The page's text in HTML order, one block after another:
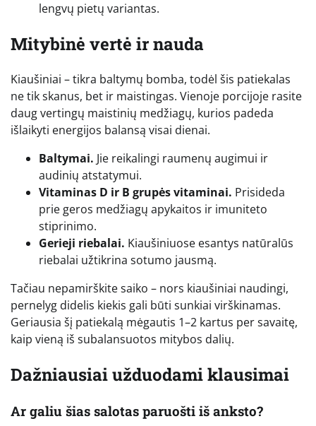
lengvų pietų variantas.
Mitybinė vertė ir nauda
Kiaušiniai – tikra baltymų bomba, todėl šis patiekalas
ne tik skanus, bet ir maistingas. Vienoje porcijoje rasite
daug vertingų maistinių medžiagų, kurios padeda
išlaikyti energijos balansą visai dienai.
Baltymai. Jie reikalingi raumenų augimui ir
audinių atstatymui.
Vitaminas D ir B grupės vitaminai. Prisideda
prie geros medžiagų apykaitos ir imuniteto
stiprinimo.
Gerieji riebalai. Kiaušiniuose esantys natūralūs
riebalai užtikrina sotumo jausmą.
Tačiau nepamirškite saiko – nors kiaušiniai naudingi,
pernelyg didelis kiekis gali būti sunkiai virškinamas.
Geriausia šį patiekalą mėgautis 1–2 kartus per savaitę,
kaip vieną iš subalansuotos mitybos dalių.
Dažniausiai užduodami klausimai
Ar galiu šias salotas paruošti iš anksto?